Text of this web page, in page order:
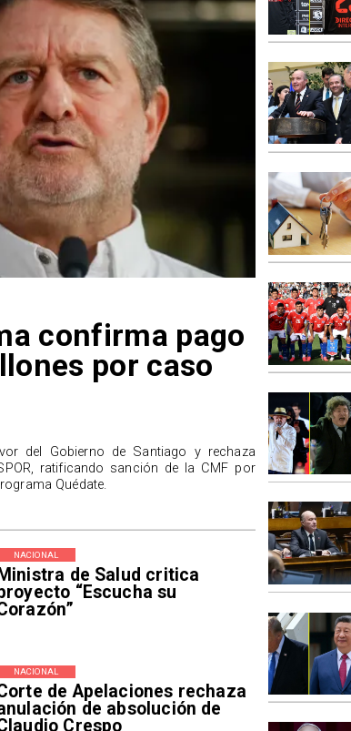
Ministra de Salud critica
“Escucha su
NACIONAL
de Apelaciones rechaza
de absolución de
Crespo
NACIONAL
confirma pago
por caso
del Gobierno de Santiago y rechaza
ratificando sanción de la CMF por
Quédate.